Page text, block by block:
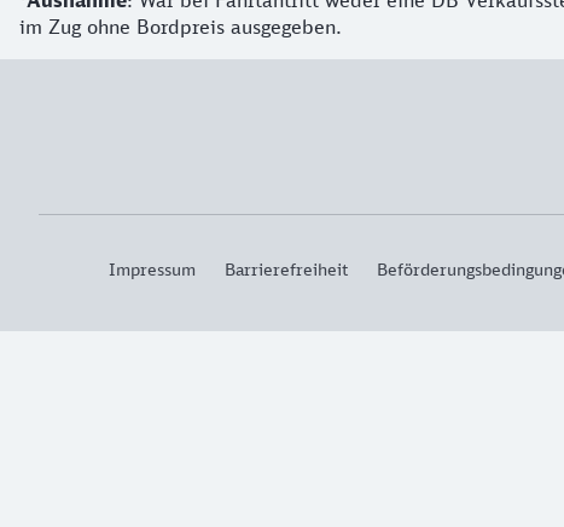
im Zug ohne Bordpreis ausgegeben.
Impressum Barrierefreiheit